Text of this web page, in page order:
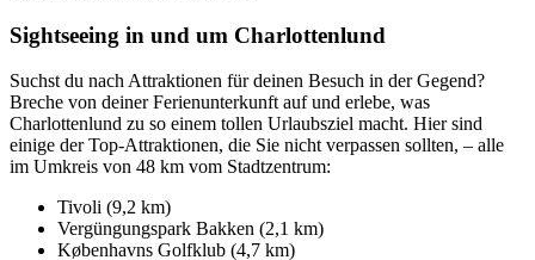
Sightseeing in und um Charlottenlund
Suchst du nach Attraktionen für deinen Besuch in der Gegend?
Breche von deiner Ferienunterkunft auf und erlebe, was
Charlottenlund zu so einem tollen Urlaubsziel macht. Hier sind
einige der Top-Attraktionen, die Sie nicht verpassen sollten, – alle
im Umkreis von 48 km vom Stadtzentrum:
Tivoli (9,2 km)
Vergüngungspark Bakken (2,1 km)
Københavns Golfklub (4,7 km)